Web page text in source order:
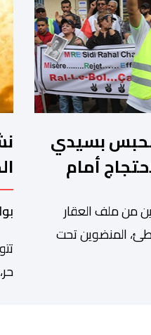
بسيدي
أمام
من ملف العقار
المنضوين تحت